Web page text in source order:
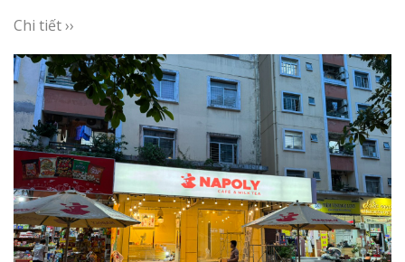
Chi tiết ››